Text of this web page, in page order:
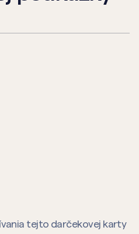
tejto darčekovej karty